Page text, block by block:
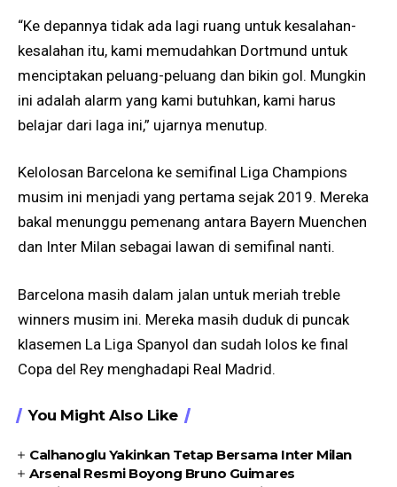
“Ke depannya tidak ada lagi ruang untuk kesalahan-
kesalahan itu, kami memudahkan Dortmund untuk
menciptakan peluang-peluang dan bikin gol. Mungkin
ini adalah alarm yang kami butuhkan, kami harus
belajar dari laga ini,” ujarnya menutup.
Kelolosan Barcelona ke semifinal Liga Champions
musim ini menjadi yang pertama sejak 2019. Mereka
bakal menunggu pemenang antara Bayern Muenchen
dan Inter Milan sebagai lawan di semifinal nanti.
Barcelona masih dalam jalan untuk meriah treble
winners musim ini. Mereka masih duduk di puncak
klasemen La Liga Spanyol dan sudah lolos ke final
Copa del Rey menghadapi Real Madrid.
You Might Also Like
Calhanoglu Yakinkan Tetap Bersama Inter Milan
Arsenal Resmi Boyong Bruno Guimares